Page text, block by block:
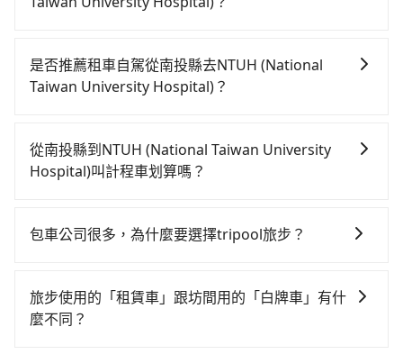
您自行決定。不過，建議可事先詢問司機是否接受。」
University Hospital)，高鐵較貴、費時，且難叫計程車
前往高鐵站！從最早06:05一直到23:03，台中-台北一天
約100分鐘。抵達高鐵站後，步行進站、現場購票並於月
台排隊的時間約20分鐘，再乘坐43~69分鐘（平均57
況，決定是步行一段路或者搭乘公車抵達最終的目的
合法執照的計程車僅有300多輛，計程車的密度為雙北的
0.2%，換句話說，臨時要叫小黃的難度是雙北大城市的
是否推薦租車自駕從南投縣去NTUH (National
Taiwan University Hospital)？
時不需要閉目養神（因為要自己開車），最重要的是你
當天就要來回，那在南投路邊可隨租隨借的iRent應該是
縣（仁愛鄉）到NTUH (National Taiwan University
已將eTag和可能的每小時40元路邊停車費用預估進去，
但額外的汽車保險與可能的罰單都需自付。再者，和運
從南投縣到NTUH (National Taiwan University
Hospital)叫計程車划算嗎？
灣大車隊和Yoxi。依照里程跳錶計算，價格約為
要注意南投縣僅有合法計程車約340輛，計程車密度為雙
北的0.2%，也就是說要臨時叫到小黃的難度是台北或新
包車公司很多，為什麼要選擇tripool旅步？
以依照您行程人數的需求進行選擇。此外，為確保您的
旅途安全無憂，我們的司機都是專業且可靠的職業駕
旅步使用的「租賃車」跟坊間用的「白牌車」有什
麼不同？